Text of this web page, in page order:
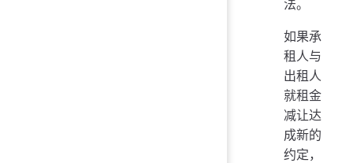
法。
如果承
租人与
出租人
就租金
减让达
成新的
约定，